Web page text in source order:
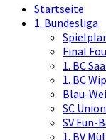
Startseite
1. Bundesliga
Final
1. BC
1. BC
Blau-
SC
SV Fun-
1. BV